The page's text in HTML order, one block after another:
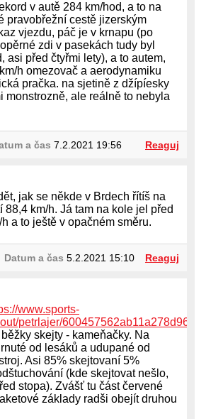
v autě 284 km/hod, a to na
pravobřežní cestě jizerským
vjezdu, páč je v krnapu (po
zdi v pasekách tudy byl
asi před čtyřmi lety), a to autem,
h omezovač a aerodynamiku
pračka. na sjetině z džípíesky
monstrozně, ale reálně to nebyla
a čas 7.2.2021 19:56 Reaguj
jak se někde v Brdech řítíš na
88,4 km/h. Já tam na kole jel před
a to ještě v opačném směru.
Datum a čas 5.2.2021 15:10 Reaguj
www.sports-
petrlajer/
skejty - kameňačky. Na
od lesáků a udupané od
Asi 85% skejtovaní 5%
(kde skejtovat nešlo,
stopa). Zvášť tu část červené
základy radši obejít druhou